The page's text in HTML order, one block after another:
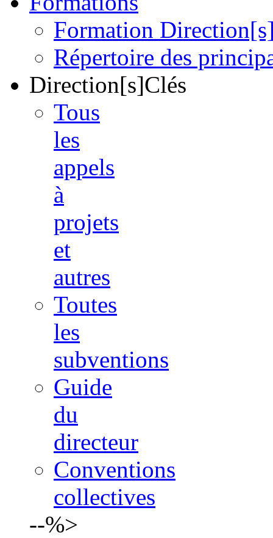
Formation
Répertoire des
Direction[s]Clés
Tous
les
appels
à
projets
et
autres
Toutes
les
subventions
Guide
du
directeur
Conventions
collectives
--%>